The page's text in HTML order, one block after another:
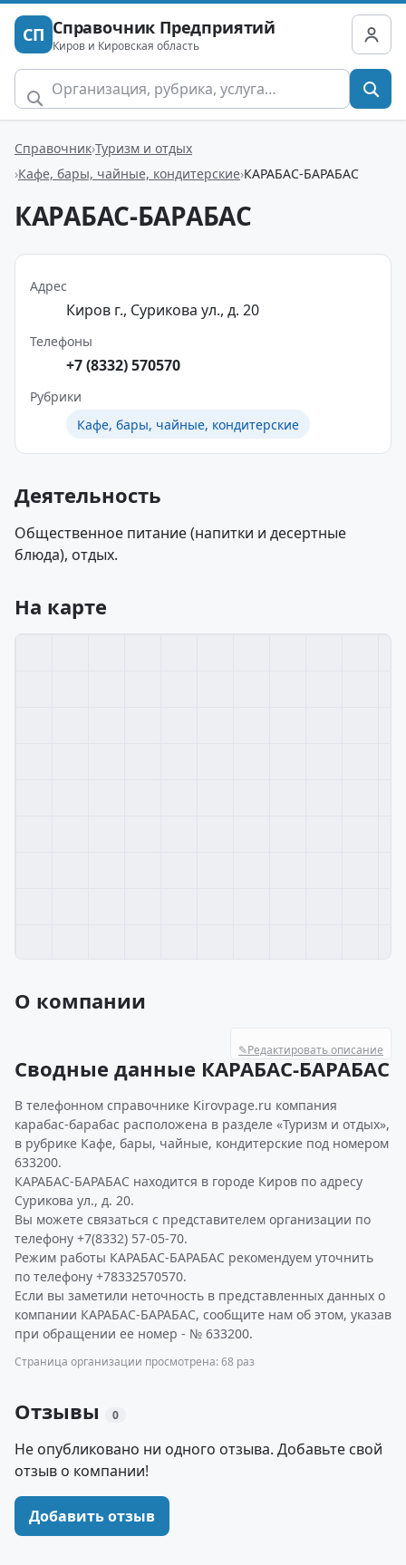
СП Справочник Предприятий
Киров и Кировская область
Справочник Туризм и отдых
Кафе, бары, чайные, кондитерские КАРАБАС-БАРАБАС
КАРАБАС-БАРАБАС
Адрес
Киров г., Сурикова ул., д. 20
Телефоны
+7 (8332) 570570
Рубрики
Кафе, бары, чайные, кондитерские
Деятельность
Общественное питание (напитки и десертные
блюда), отдых.
На карте
О компании
✎Редактировать описание
Сводные данные КАРАБАС-БАРАБАС
В телефонном справочнике Kirovpage.ru компания
карабас-барабас расположена в разделе «Туризм и отдых»,
в рубрике Кафе, бары, чайные, кондитерские под номером
633200.
КАРАБАС-БАРАБАС находится в городе Киров по адресу
Сурикова ул., д. 20.
Вы можете связаться с представителем организации по
телефону +7(8332) 57-05-70.
Режим работы КАРАБАС-БАРАБАС рекомендуем уточнить
по телефону +78332570570.
Если вы заметили неточность в представленных данных о
компании КАРАБАС-БАРАБАС, сообщите нам об этом, указав
при обращении ее номер - № 633200.
Страница организации просмотрена: 68 раз
Отзывы 0
Не опубликовано ни одного отзыва. Добавьте свой
отзыв о компании!
Добавить отзыв